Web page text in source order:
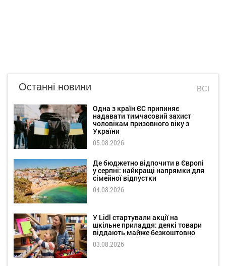
Останні новини ВСІ
Одна з країн ЄС припиняє
надавати тимчасовий захист
чоловікам призовного віку з
України
05.08.2026
Де бюджетно відпочити в Європі
у серпні: найкращі напрямки для
сімейної відпустки
04.08.2026
У Lidl стартували акції на
шкільне приладдя: деякі товари
віддають майже безкоштовно
03.08.2026